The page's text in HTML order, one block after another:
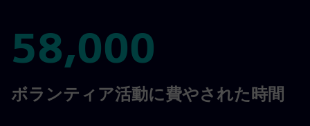
58,000
58,000
ボランティア活動に費やされた時間